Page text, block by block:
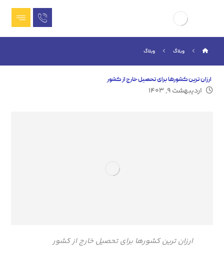
وبلاگ وبلاگ
ارزان ترین کشورها برای تحصیل خارج از کشور
اردیبهشت ۹, ۱۴۰۳
ارزان ترین کشورها برای تحصیل خارج از کشور